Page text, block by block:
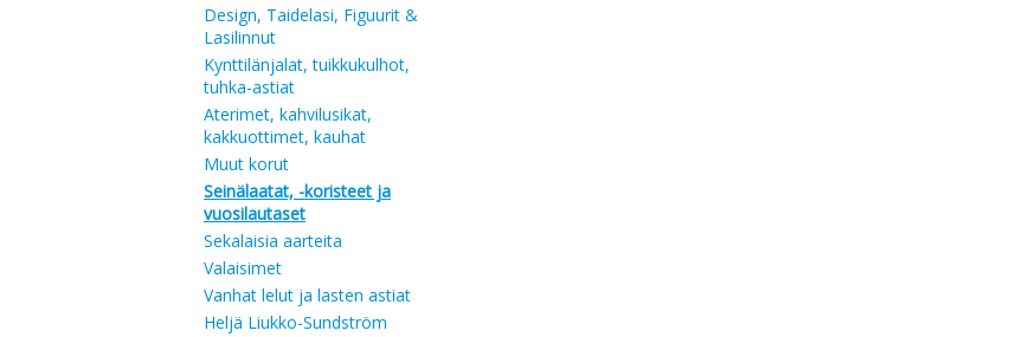
Design, Taidelasi, Figuurit &
Lasilinnut
Kynttilänjalat, tuikkukulhot,
tuhka-astiat
Aterimet, kahvilusikat,
kakkuottimet, kauhat
Muut korut
Seinälaatat, -koristeet ja
vuosilautaset
Sekalaisia aarteita
Valaisimet
Vanhat lelut ja lasten astiat
Heljä Liukko-Sundström